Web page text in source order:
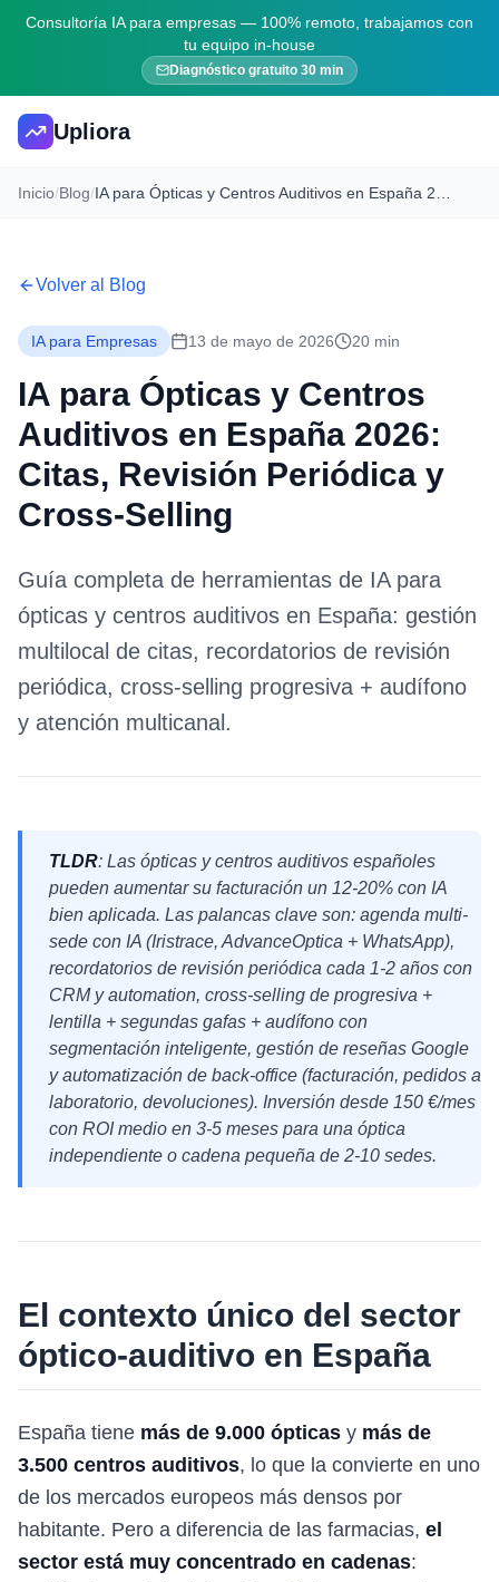
Consultoría IA para empresas — 100% remoto, trabajamos con
tu equipo in-house
Diagnóstico gratuito 30 min
Upliora
Inicio/Blog/
Volver al Blog
IA para Empresas 13 de mayo de 2026 20 min
IA para Ópticas y Centros
Auditivos en España 2026:
Citas, Revisión Periódica y
Cross-Selling
Guía completa de herramientas de IA para
ópticas y centros auditivos en España: gestión
multilocal de citas, recordatorios de revisión
periódica, cross-selling progresiva + audífono
y atención multicanal.
TLDR: Las ópticas y centros auditivos españoles
pueden aumentar su facturación un 12-20% con IA
bien aplicada. Las palancas clave son: agenda multi-
sede con IA (Iristrace, AdvanceOptica + WhatsApp),
recordatorios de revisión periódica cada 1-2 años con
CRM y automation, cross-selling de progresiva +
lentilla + segundas gafas + audífono con
segmentación inteligente, gestión de reseñas Google
y automatización de back-office (facturación, pedidos a
laboratorio, devoluciones). Inversión desde 150 €/mes
con ROI medio en 3-5 meses para una óptica
independiente o cadena pequeña de 2-10 sedes.
El contexto único del sector
óptico-auditivo en España
España tiene más de 9.000 ópticas y más de
3.500 centros auditivos, lo que la convierte en uno
de los mercados europeos más densos por
habitante. Pero a diferencia de las farmacias, el
sector está muy concentrado en cadenas: